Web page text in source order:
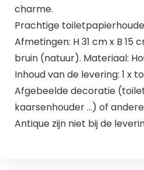
charme.
Prachtige
Afmetingen: H 31 cm x B 15
bruin (natuur). Materiaal:
Inhoud van de levering: 1 x
Afgebeelde decoratie
kaarsenhouder …) of
Antique zijn niet bij de